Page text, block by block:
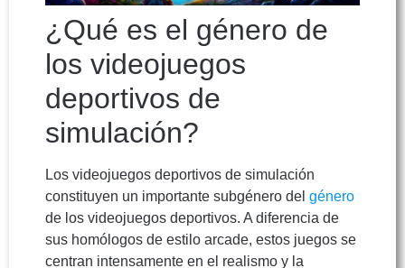
¿Qué es el género de
los videojuegos
deportivos de
simulación?
Los videojuegos deportivos de simulación
constituyen un importante subgénero del género
de los videojuegos deportivos. A diferencia de
sus homólogos de estilo arcade, estos juegos se
centran intensamente en el realismo y la